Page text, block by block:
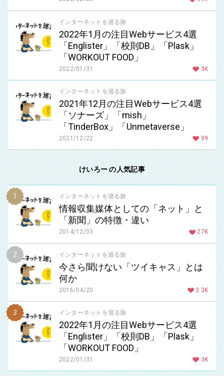
インターネットを巡る旅
2022年1月の注目Webサービス4選
「Englister」「校則DB」「Plask」
「WORKOUT FOOD」
2022/01/31 3K
インターネットを巡る旅
2021年12月の注目Webサービス4選
「ソナーズ」「mish」
「TinderBox」「Unmetaverse」
2021/12/22 99
けいろー の人気記事
インターネットを巡る旅
情報収集媒体としての「ネット」と
「新聞」の特徴・違い
2014/12/03 27K
インターネットを巡る旅
今さら聞けない「ツイキャス」とは
何か
2016/04/20 3.3K
インターネットを巡る旅
2022年1月の注目Webサービス4選
「Englister」「校則DB」「Plask」
「WORKOUT FOOD」
2022/01/31 3K